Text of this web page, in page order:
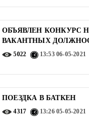
ОБЪЯВЛЕН КОНКУРС
ВАКАНТНЫХ
5022 13:5306-05-2021
ПОЕЗДКА В БАТКЕН
4317 13:2605-05-2021